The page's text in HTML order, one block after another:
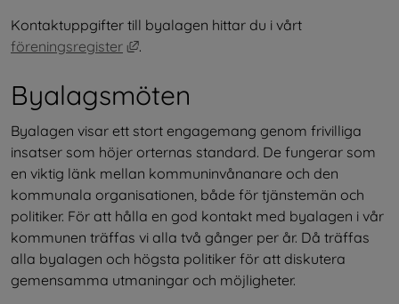
föreningsregister
Länk till annan webbplats, öppnas i
.
Byalagsmöten
Byalagen visar ett stort engagemang genom frivilliga
insatser som höjer orternas standard. De fungerar som
en viktig länk mellan kommuninvånanare och den
kommunala organisationen, både för tjänstemän och
politiker. För att hålla en god kontakt med byalagen i vår
kommunen träffas vi alla två gånger per år. Då träffas
alla byalagen och högsta politiker för att diskutera
gemensamma utmaningar och möjligheter.